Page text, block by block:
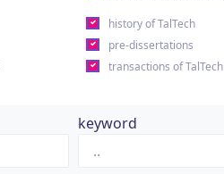
history of TalTech
pre-dissertations
transactions of TalTech
keyword